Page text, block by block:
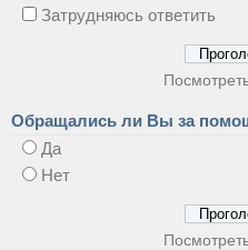
Затрудняюсь ответить
Обращались ли Вы за
Да
Нет